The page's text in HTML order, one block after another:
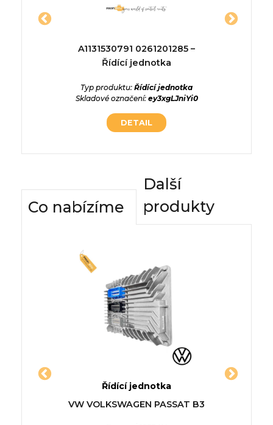
A1131530791 0261201285 –
Řídící jednotka
Typ produktu: Řídící jednotka
Skladové označení: ey3xgLJniYi0
DETAIL
Co nabízíme
Další
produkty
Řídící jednotka
VW VOLKSWAGEN PASSAT B3
Jednotka CHEVROLET
VIVANT